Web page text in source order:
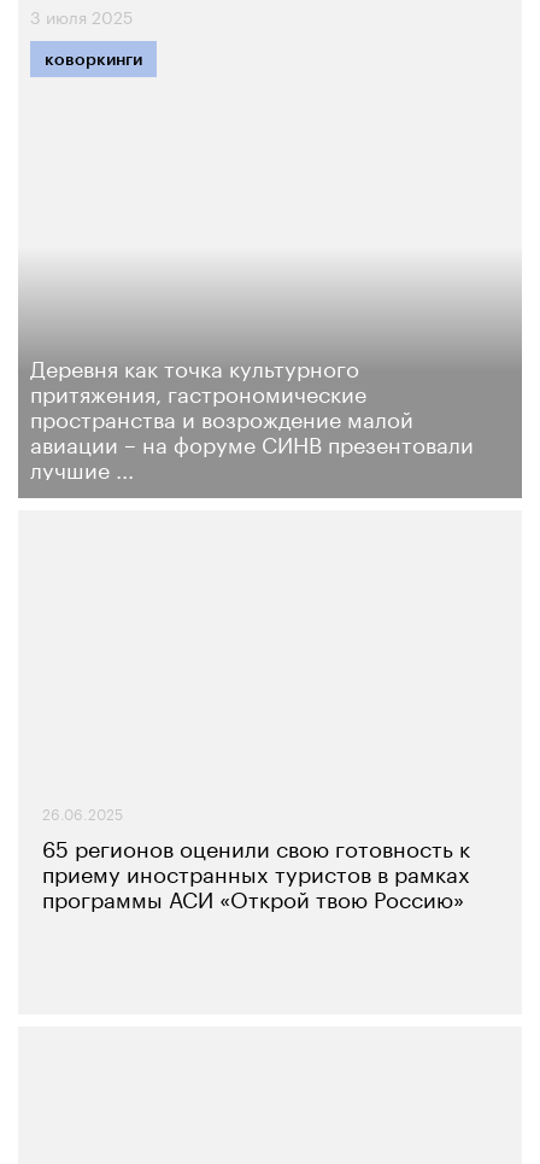
3 июля 2025
Деревня как точка культурного
притяжения, гастрономические
пространства и возрождение малой
авиации – на форуме СИНВ презентовали
лучшие ...
коворкинги
26.06.2025
65 регионов оценили свою готовность к
приему иностранных туристов в рамках
программы АСИ «Открой твою Россию»